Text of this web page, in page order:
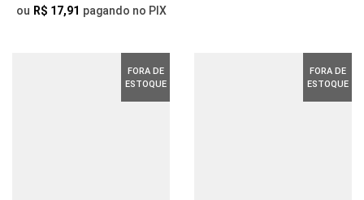
SER
DO
PRODUTO
ERA:
É:
ou R$ 17,91 pagando no PIX
FORA DE
ESTOQUE
FORA DE
ESTOQUE